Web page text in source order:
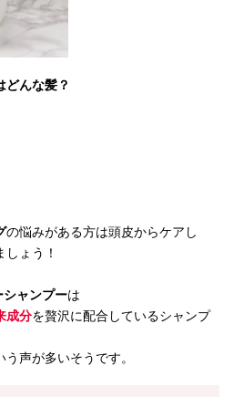
どんな髪？
の悩みがある方は頭皮からケアし
ょう！
ャンプーは
成分を贅沢に配合しているシャンプ
声が多いそうです。